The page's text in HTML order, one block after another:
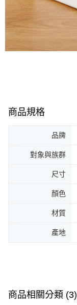
商品規格
品牌
對象與族群
尺寸
顏色
材質
產地
商品相關分類 (3)